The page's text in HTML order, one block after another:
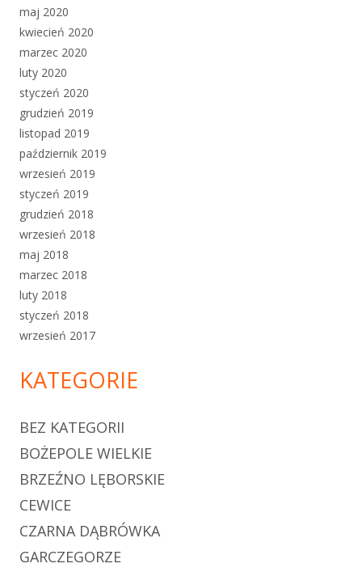
maj 2020
kwiecień 2020
marzec 2020
luty 2020
styczeń 2020
grudzień 2019
listopad 2019
październik 2019
wrzesień 2019
styczeń 2019
grudzień 2018
wrzesień 2018
maj 2018
marzec 2018
luty 2018
styczeń 2018
wrzesień 2017
KATEGORIE
BEZ KATEGORII
BOŻEPOLE WIELKIE
BRZEŹNO LĘBORSKIE
CEWICE
CZARNA DĄBRÓWKA
GARCZEGORZE